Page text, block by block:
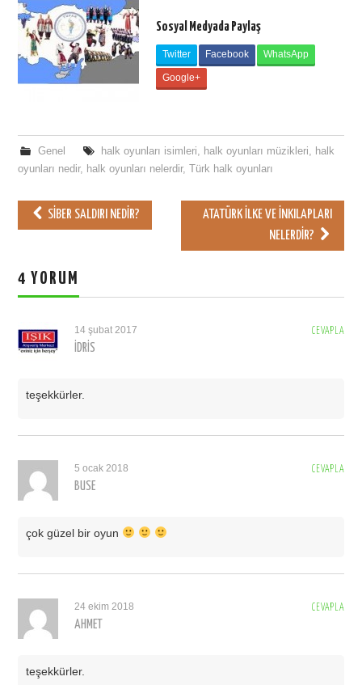
Sosyal Medyada Paylaş
Twitter Facebook WhatsApp
Google+
Genel halk oyunları isimleri, halk oyunları müzikleri, halk
oyunları nedir, halk oyunları nelerdir,Türk halk oyunları
SIBER SALDIRI NEDIR?
ATATÜRK İLKE VE İNKILAPLARI
NELERDIR?
4 YORUM
CEVAPLA
14 şubat 2017
İDRIS
teşekkürler.
CEVAPLA
5 ocak 2018
BUSE
çok güzel bir oyun
CEVAPLA
24 ekim 2018
AHMET
teşekkürler.